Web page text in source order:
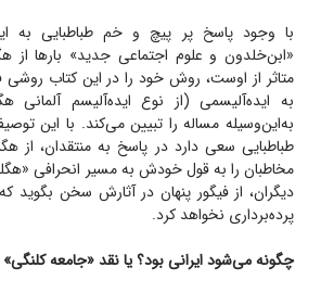
با وجود پاسخ پر پیچ‌ و‌ خم طباطبایی به
«ابن‌خلدون و علوم اجتماعی جدید» بارها از
متاثر از اوست، روش خود را در این کتاب
به ایده‌آلیسمی (از نوع ایده‌آلیسم
به‌این‌وسیله مساله را تبیین می‌کند. با
طباطبایی سعی دارد در پاسخ به منتقدان، از
مخاطبان را به قول خودش به مسیر انحرافی
دیگران، از فیگور پنهان در آثارش سخن بگوید
پرده‌برداری نخواهد کرد.
چگونه می‌شود ایرانی بود؟ یا نقد «جامعه کلنگی»